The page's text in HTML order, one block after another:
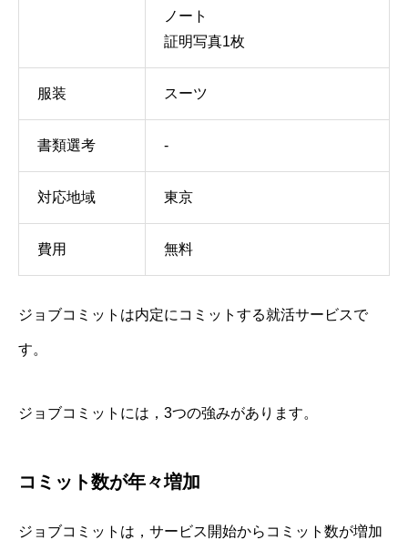
ノート
証明写真1枚
服装 スーツ
書類選考 -
対応地域 東京
費用 無料
ジョブコミットは内定にコミットする就活サービスで
す。
ジョブコミットには，3つの強みがあります。
コミット数が年々増加
ジョブコミットは，サービス開始からコミット数が増加